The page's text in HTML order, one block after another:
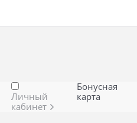
Личный
кабинет
Бонусная
карта